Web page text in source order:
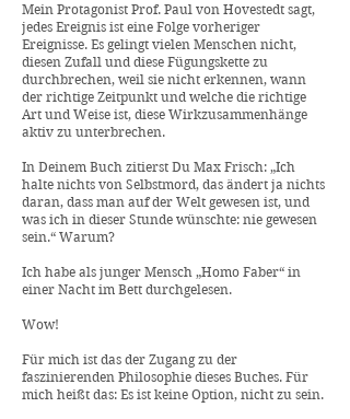
Mein Protagonist Prof. Paul von Hovestedt sagt,
jedes Ereignis ist eine Folge vorheriger
Ereignisse. Es gelingt vielen Menschen nicht,
diesen Zufall und diese Fügungskette zu
durchbrechen, weil sie nicht erkennen, wann
der richtige Zeitpunkt und welche die richtige
Art und Weise ist, diese Wirkzusammenhänge
aktiv zu unterbrechen.
In Deinem Buch zitierst Du Max Frisch: „Ich
halte nichts von Selbstmord, das ändert ja nichts
daran, dass man auf der Welt gewesen ist, und
was ich in dieser Stunde wünschte: nie gewesen
sein.“ Warum?
Ich habe als junger Mensch „Homo Faber“ in
einer Nacht im Bett durchgelesen.
Wow!
Für mich ist das der Zugang zu der
faszinierenden Philosophie dieses Buches. Für
mich heißt das: Es ist keine Option, nicht zu sein.